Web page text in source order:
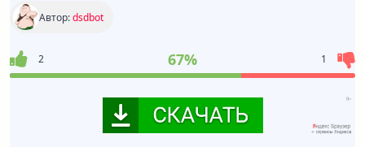
Автор:dsdbot
2 67% 1